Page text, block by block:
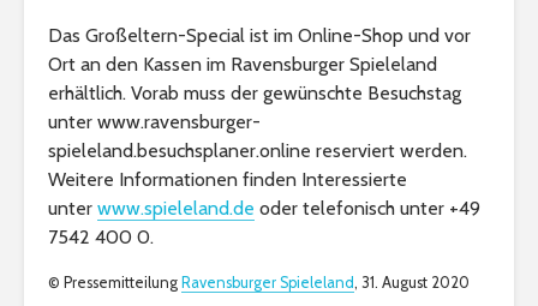
Das Großeltern-Special ist im Online-Shop und vor
Ort an den Kassen im Ravensburger Spieleland
erhältlich. Vorab muss der gewünschte Besuchstag
unter www.ravensburger-
spieleland.besuchsplaner.online reserviert werden.
Weitere Informationen finden Interessierte
unter www.spieleland.de oder telefonisch unter +49
7542 400 0.
© Pressemitteilung Ravensburger Spieleland, 31. August 2020